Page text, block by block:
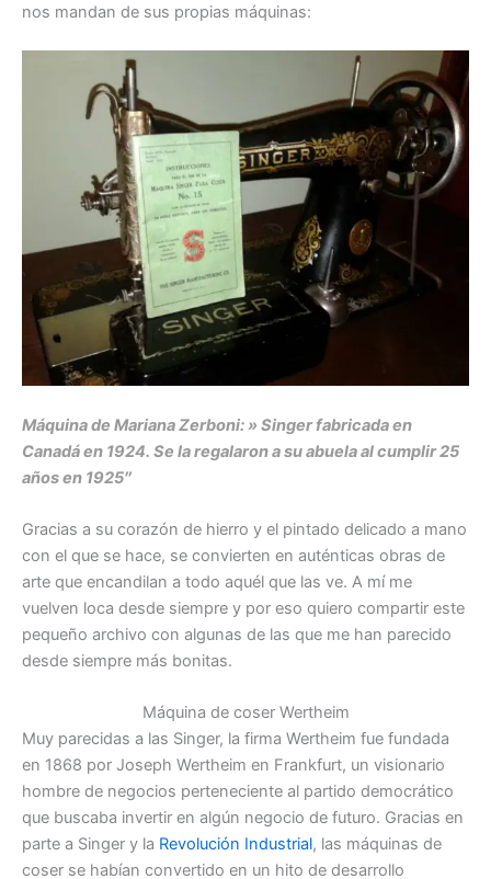
nos mandan de sus propias máquinas:
Máquina de Mariana Zerboni: » Singer fabricada en
Canadá en 1924. Se la regalaron a su abuela al cumplir 25
años en 1925″
Gracias a su corazón de hierro y el pintado delicado a mano
con el que se hace, se convierten en auténticas obras de
arte que encandilan a todo aquél que las ve. A mí me
vuelven loca desde siempre y por eso quiero compartir este
pequeño archivo con algunas de las que me han parecido
desde siempre más bonitas.
Máquina de coser Wertheim
Muy parecidas a las Singer, la firma Wertheim fue fundada
en 1868 por Joseph Wertheim en Frankfurt, un visionario
hombre de negocios perteneciente al partido democrático
que buscaba invertir en algún negocio de futuro. Gracias en
parte a Singer y la Revolución Industrial, las máquinas de
coser se habían convertido en un hito de desarrollo